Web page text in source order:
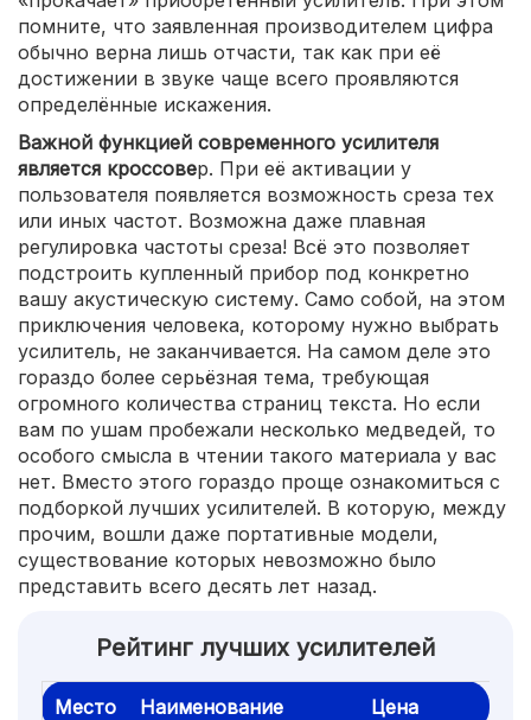
помните, что заявленная производителем цифра
обычно верна лишь отчасти, так как при её
достижении в звуке чаще всего проявляются
определённые искажения.
Важной функцией современного усилителя
является кроссовер. При её активации у
пользователя появляется возможность среза тех
или иных частот. Возможна даже плавная
регулировка частоты среза! Всё это позволяет
подстроить купленный прибор под конкретно
вашу акустическую систему. Само собой, на этом
приключения человека, которому нужно выбрать
усилитель, не заканчивается. На самом деле это
гораздо более серьёзная тема, требующая
огромного количества страниц текста. Но если
вам по ушам пробежали несколько медведей, то
особого смысла в чтении такого материала у вас
нет. Вместо этого гораздо проще ознакомиться с
подборкой лучших усилителей. В которую, между
прочим, вошли даже портативные модели,
существование которых невозможно было
представить всего десять лет назад.
Рейтинг лучших усилителей
Место Наименование Цена